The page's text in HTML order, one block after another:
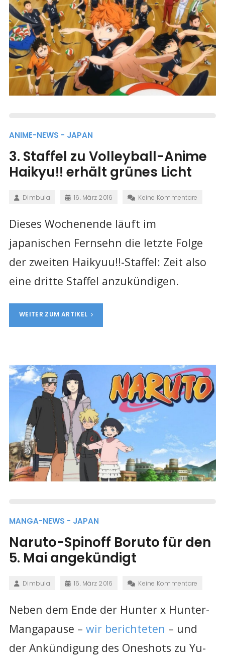
ANIME-NEWS - JAPAN
3. Staffel zu Volleyball-Anime
Haikyu!! erhält grünes Licht
Dimbula 16. März 2016 Keine Kommentare
Dieses Wochenende läuft im
japanischen Fernsehn die letzte Folge
der zweiten Haikyuu!!-Staffel: Zeit also
eine dritte Staffel anzukündigen.
WEITER ZUM ARTIKEL
MANGA-NEWS - JAPAN
Naruto-Spinoff Boruto für den
5. Mai angekündigt
Dimbula 16. März 2016 Keine Kommentare
Neben dem Ende der Hunter x Hunter-
Mangapause – wir berichteten – und
der Ankündigung des Oneshots zu Yu-